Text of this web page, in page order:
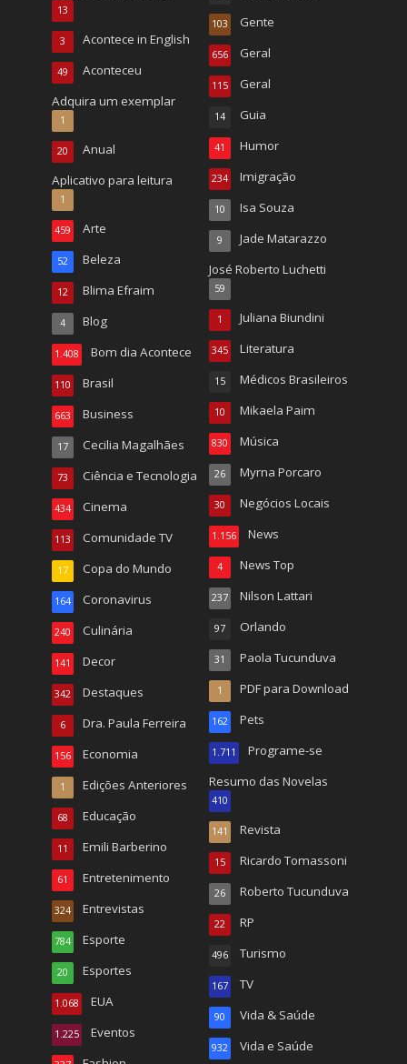
13
Acontece in English
3
Aconteceu
49
Adquira um exemplar
1
Anual
20
Aplicativo para leitura
1
Arte
459
Beleza
52
Blima Efraim
12
Blog
4
Bom dia Acontece
1.408
Brasil
110
Business
663
Cecilia Magalhães
17
Ciência e Tecnologia
73
Cinema
434
Comunidade TV
113
Copa do Mundo
17
Coronavirus
164
Culinária
240
Decor
141
Destaques
342
Dra. Paula Ferreira
6
Economia
156
Edições Anteriores
1
Educação
68
Emili Barberino
11
Entretenimento
61
Entrevistas
324
Esporte
784
Esportes
20
EUA
1.068
Eventos
1.225
Gente
103
Geral
656
Geral
115
Guia
14
Humor
41
Imigração
234
Isa Souza
10
Jade Matarazzo
9
José Roberto Luchetti
59
Juliana Biundini
1
Literatura
345
Médicos Brasileiros
15
Mikaela Paim
10
Música
830
Myrna Porcaro
26
Negócios Locais
30
News
1.156
News Top
4
Nilson Lattari
237
Orlando
97
Paola Tucunduva
31
PDF para Download
1
Pets
162
Programe-se
1.711
Resumo das Novelas
410
Revista
141
Ricardo Tomassoni
15
Roberto Tucunduva
26
RP
22
Turismo
496
TV
167
Vida & Saúde
90
Vida e Saúde
932